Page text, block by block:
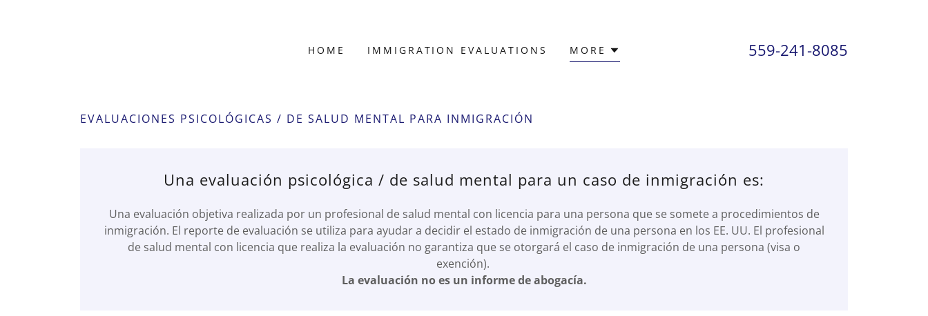
HOME IMMIGRATION EVALUATIONS MORE 559-241-8085
EVALUACIONES PSICOLÓGICAS / DE SALUD MENTAL PARA INMIGRACIÓN
Una evaluación psicológica / de salud mental para un caso de inmigración es:
Una evaluación objetiva realizada por un profesional de salud mental con licencia para una persona que se somete a procedimientos de
inmigración. El reporte de evaluación se utiliza para ayudar a decidir el estado de inmigración de una persona en los EE. UU. El profesional
de salud mental con licencia que realiza la evaluación no garantiza que se otorgará el caso de inmigración de una persona (visa o
exención).
La evaluación no es un informe de abogacía.